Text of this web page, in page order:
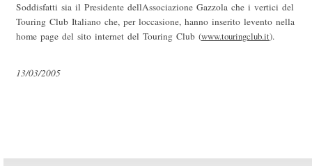
Soddisfatti sia il Presidente dellAssociazione Gazzola che i vertici del
Touring Club Italiano che, per loccasione, hanno inserito levento nella
home page del sito internet del Touring Club (www.touringclub.it).
13/03/2005